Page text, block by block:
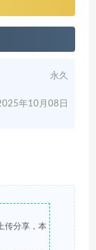
永久
年10月08日
传分享，本